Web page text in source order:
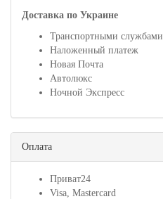
Доставка по Украине
Транспортными службами
Наложенный платеж
Новая Почта
Автолюкс
Ночной Экспресс
Оплата
Приват24
Visa, Mastercard